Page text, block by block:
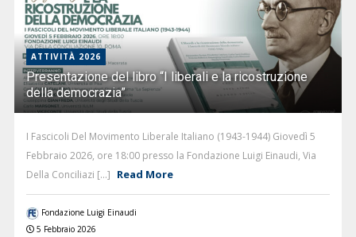
ATTIVITÀ 2026
Presentazione del libro “I liberali e la ricostruzione
della democrazia”
I Fascicoli Del Movimento Liberale Italiano (1943-1944) Giovedì 5
Febbraio 2026, ore 18:00 presso la Fondazione Luigi Einaudi, Via
Della Conciliazi [...] Read More
Fondazione Luigi Einaudi
5 Febbraio 2026